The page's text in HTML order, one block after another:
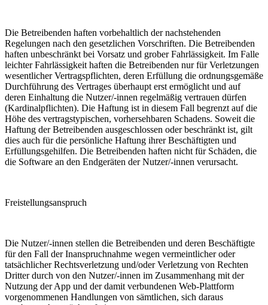
Die Betreibenden haften vorbehaltlich der nachstehenden
Regelungen nach den gesetzlichen Vorschriften. Die Betreibenden
haften unbeschränkt bei Vorsatz und grober Fahrlässigkeit. Im Falle
leichter Fahrlässigkeit haften die Betreibenden nur für Verletzungen
wesentlicher Vertragspflichten, deren Erfüllung die ordnungsgemäße
Durchführung des Vertrages überhaupt erst ermöglicht und auf
deren Einhaltung die Nutzer/-innen regelmäßig vertrauen dürfen
(Kardinalpflichten). Die Haftung ist in diesem Fall begrenzt auf die
Höhe des vertragstypischen, vorhersehbaren Schadens. Soweit die
Haftung der Betreibenden ausgeschlossen oder beschränkt ist, gilt
dies auch für die persönliche Haftung ihrer Beschäftigten und
Erfüllungsgehilfen. Die Betreibenden haften nicht für Schäden, die
die Software an den Endgeräten der Nutzer/-innen verursacht.
Freistellungsanspruch
Die Nutzer/-innen stellen die Betreibenden und deren Beschäftigte
für den Fall der Inanspruchnahme wegen vermeintlicher oder
tatsächlicher Rechtsverletzung und/oder Verletzung von Rechten
Dritter durch von den Nutzer/-innen im Zusammenhang mit der
Nutzung der App und der damit verbundenen Web-Plattform
vorgenommenen Handlungen von sämtlichen, sich daraus